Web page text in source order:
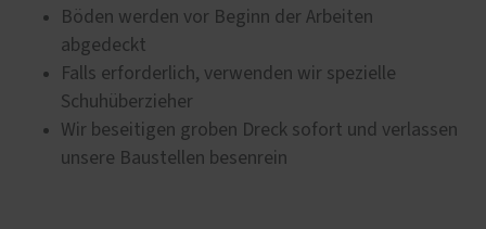
Böden werden vor Beginn der Arbeiten
abgedeckt
Falls erforderlich, verwenden wir spezielle
Schuhüberzieher
Wir beseitigen groben Dreck sofort und verlassen
unsere Baustellen besenrein